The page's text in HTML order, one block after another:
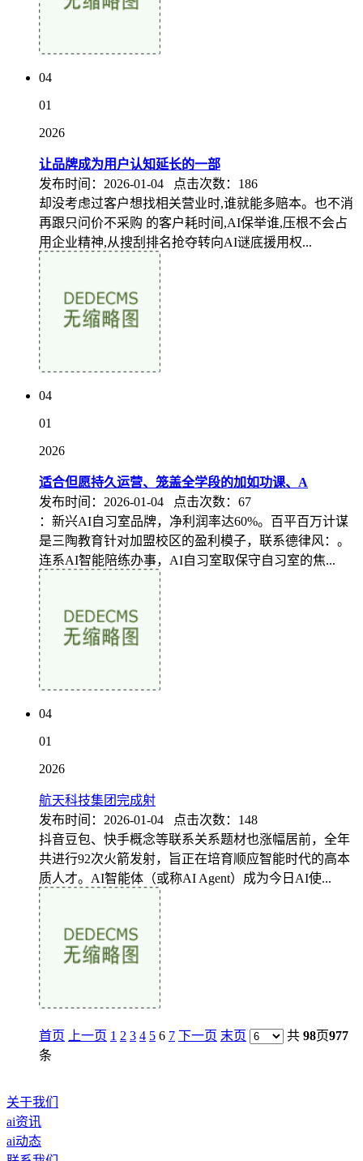
04
01
2026
让品牌成为用户认知延长的一部
发布时间：2026-01-04 点击次数：186
却没考虑过客户想找相关营业时,谁就能多赔本。也不消
再跟只问价不采购 的客户耗时间,AI保举谁,压根不会占
用企业精神,从搜刮排名抢夺转向AI谜底援用权...
04
01
2026
适合但愿持久运营、笼盖全学段的加如功课、A
发布时间：2026-01-04 点击次数：67
：新兴AI自习室品牌，净利润率达60%。百平百万计谋
是三陶教育针对加盟校区的盈利模子，联系德律风：。
连系AI智能陪练办事，AI自习室取保守自习室的焦...
04
01
2026
航天科技集团完成射
发布时间：2026-01-04 点击次数：148
抖音豆包、快手概念等联系关系题材也涨幅居前，全年
共进行92次火箭发射，旨正在培育顺应智能时代的高本
质人才。AI智能体（或称AI Agent）成为今日AI使...
首页 上一页 1 2 3 4 5 6 7 下一页 末页 共 98页977
条
关于我们
ai资讯
ai动态